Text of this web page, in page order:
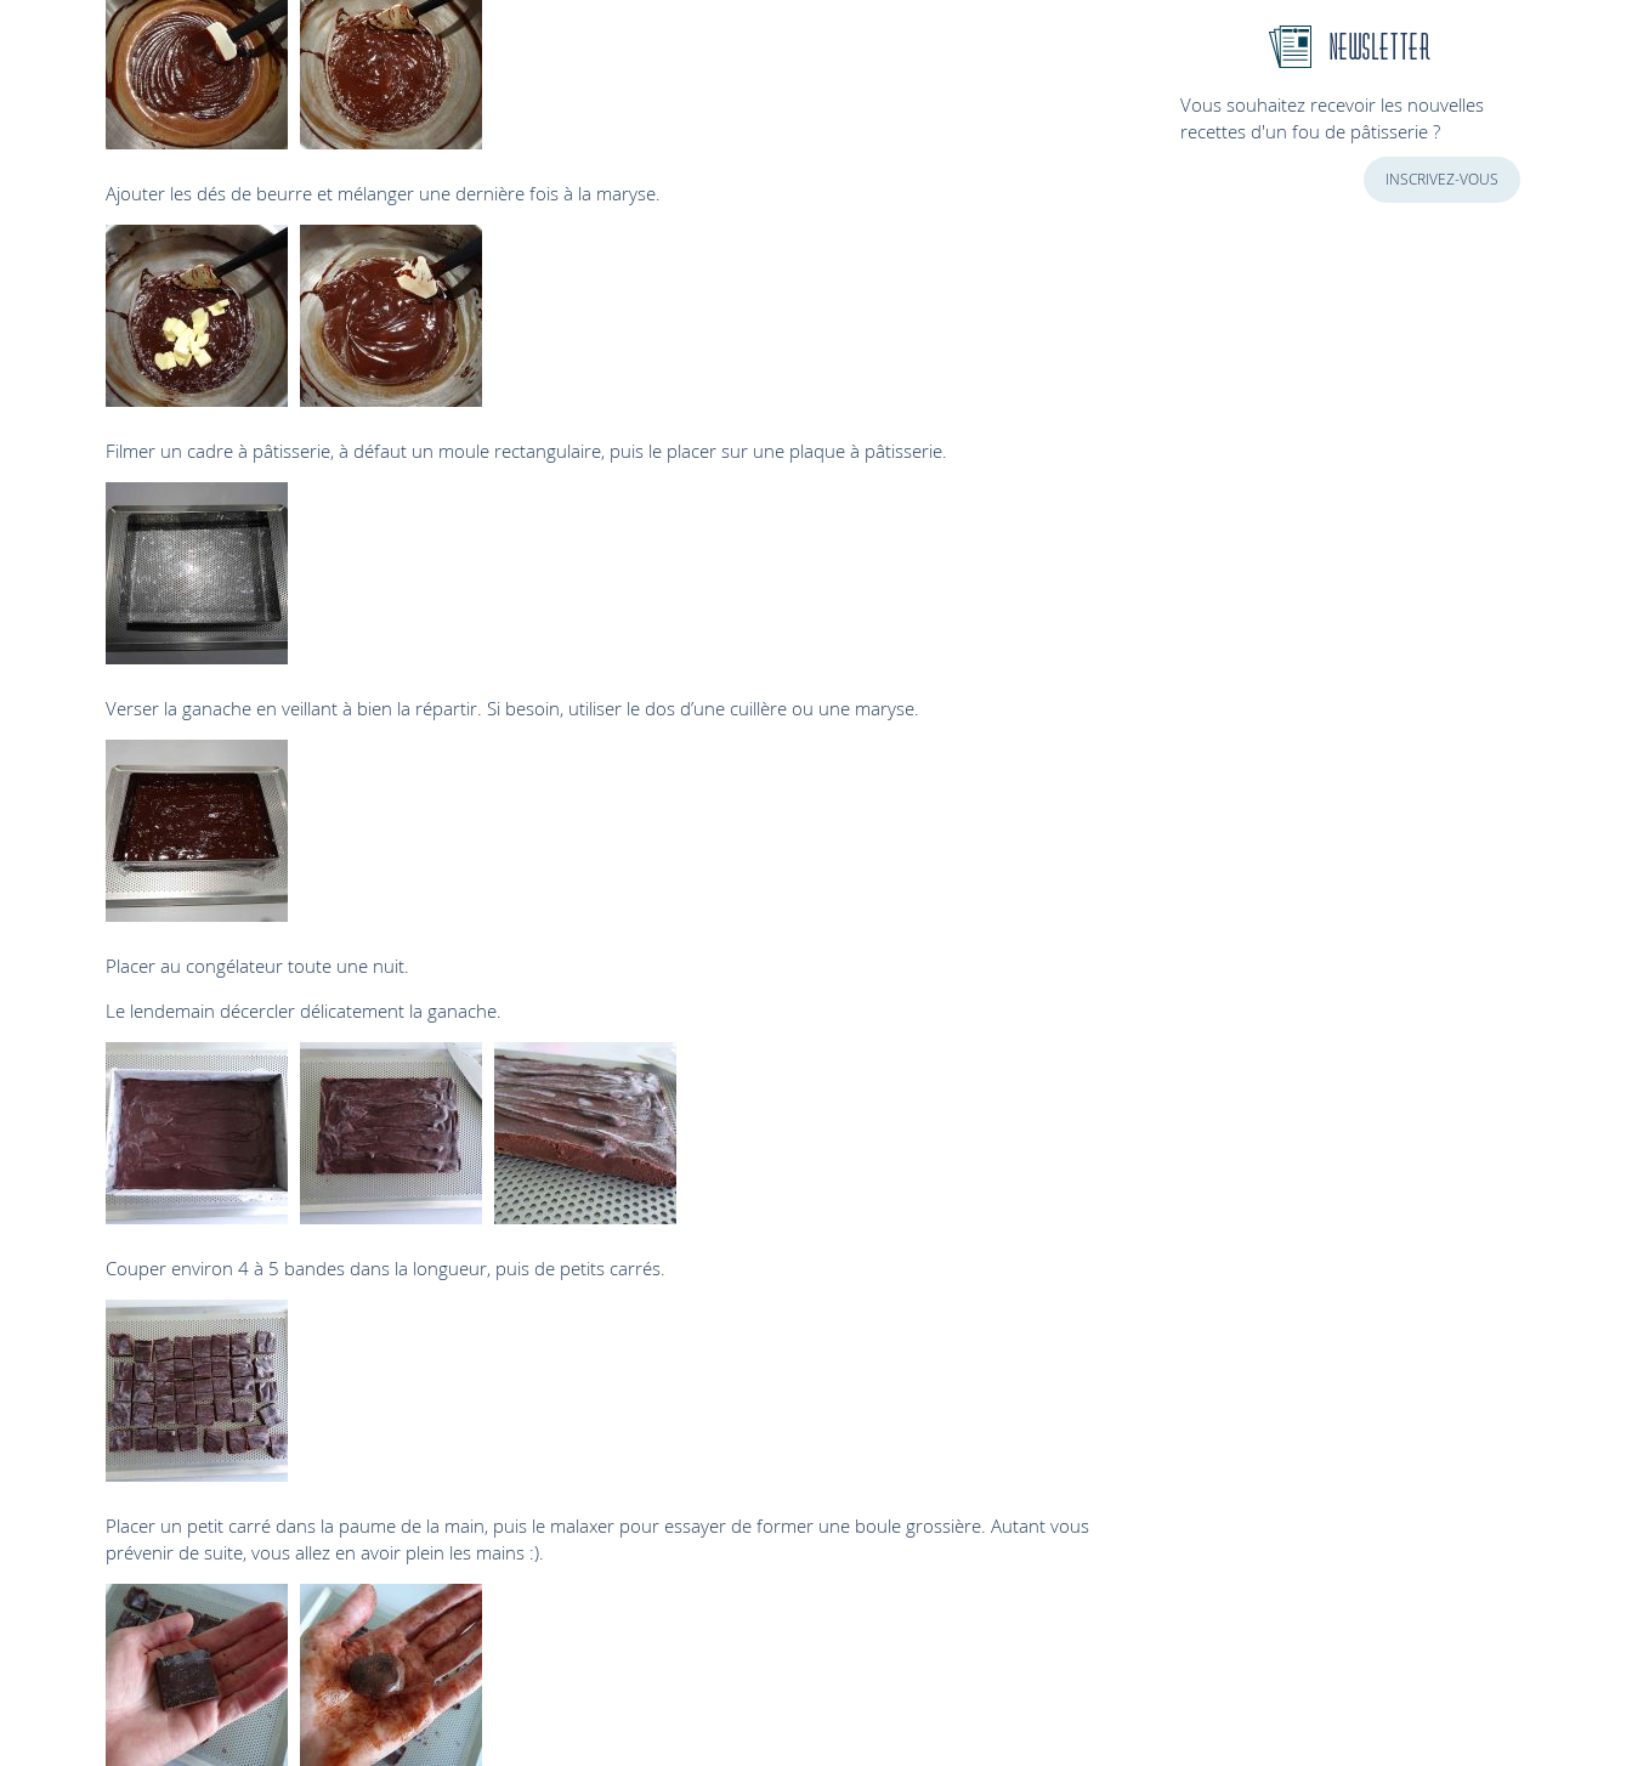
Ajouter les dés de beurre et mélanger une dernière fois à la maryse.
Filmer un cadre à pâtisserie, à défaut un moule rectangulaire, puis le placer sur une plaque à pâtisserie.
Verser la ganache en veillant à bien la répartir. Si besoin, utiliser le dos d’une cuillère ou une maryse.
Placer au congélateur toute une nuit.
Le lendemain décercler délicatement la ganache.
Couper environ 4 à 5 bandes dans la longueur, puis de petits carrés.
Placer un petit carré dans la paume de la main, puis le malaxer pour essayer de former une boule grossière. Autant vous
prévenir de suite, vous allez en avoir plein les mains :).
Newsletter
Vous souhaitez recevoir les nouvelles
recettes d'un fou de pâtisserie ?
INSCRIVEZ-VOUS